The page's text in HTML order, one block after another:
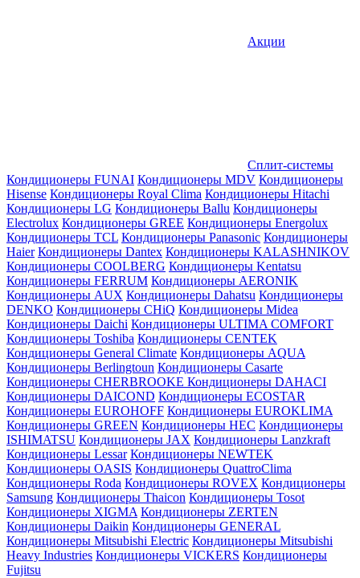
Акции
Сплит-системы
Кондиционеры FUNAI Кондиционеры MDV Кондиционеры
Hisense Кондиционеры Royal Clima Кондиционеры Hitachi
Кондиционеры LG Кондиционеры Ballu Кондиционеры
Electrolux Кондиционеры GREE Кондиционеры Energolux
Кондиционеры TCL Кондиционеры Panasonic Кондиционеры
Haier Кондиционеры Dantex Кондиционеры KALASHNIKOV
Кондиционеры СOOLBERG Кондиционеры Kentatsu
Кондиционеры FERRUM Кондиционеры AERONIK
Кондиционеры AUX Кондиционеры Dahatsu Кондиционеры
DENKO Кондиционеры CHiQ Кондиционеры Midea
Кондиционеры Daichi Кондиционеры ULTIMA COMFORT
Кондиционеры Toshiba Кондиционеры CENTEK
Кондиционеры General Climate Кондиционеры AQUA
Кондиционеры Berlingtoun Кондиционеры Casarte
Кондиционеры CHERBROOKE Кондиционеры DAHACI
Кондиционеры DAICOND Кондиционеры ECOSTAR
Кондиционеры EUROHOFF Кондиционеры EUROKLIMA
Кондиционеры GREEN Кондиционеры HEC Кондиционеры
ISHIMATSU Кондиционеры JAX Кондиционеры Lanzkraft
Кондиционеры Lessar Кондиционеры NEWTEK
Кондиционеры OASIS Кондиционеры QuattroClima
Кондиционеры Roda Кондиционеры ROVEX Кондиционеры
Samsung Кондиционеры Thaicon Кондиционеры Tosot
Кондиционеры XIGMA Кондиционеры ZERTEN
Кондиционеры Daikin Кондиционеры GENERAL
Кондиционеры Mitsubishi Electric Кондиционеры Mitsubishi
Heavy Industries Кондиционеры VICKERS Кондиционеры
Fujitsu